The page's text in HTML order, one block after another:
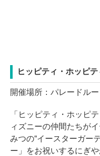
ヒッピティ・ホッピテ
開催場所：パレードルー
「ヒッピティ・ホッピ
ィズニーの仲間たちが
みつの“イースターガー
ー」をお祝いするにぎ